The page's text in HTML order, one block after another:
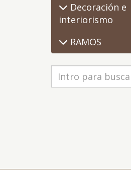
Decoración e
interiorismo
RAMOS